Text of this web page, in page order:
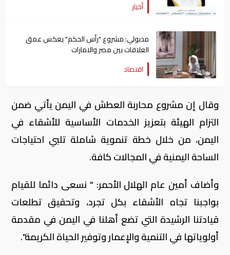
أخبار
مدبولي: مشروع "رأس الحكم" يعكس عمق
العلاقات بين مصر والامارات
اقتصاد
وقال إن مشروع محاربة العطش في اليمن يأتي ضمن
التزام الهيئة بتعزيز الخدمات الأساسية للأشقاء في
اليمن، من خلال خطة تنموية شاملة تلبي احتياجات
الساحة اليمنية في المجالات كافة.
وأضاف أمين عام الهلال الأحمر: " نسعى دائما للقيام
بواجبنا تجاه الأشقاء بكل تجرد، وتحقيق تطلعات
قيادتنا الرشيدة التي تضع أهلنا في اليمن في مقدمة
أولوياتها في التنمية والإعمار وتوفير الحياة الكريمة".